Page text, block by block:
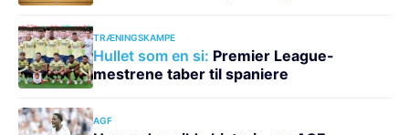
TRÆNINGSKAMPE
Hullet som en si: Premier League-
mestrene taber til spaniere
AGF